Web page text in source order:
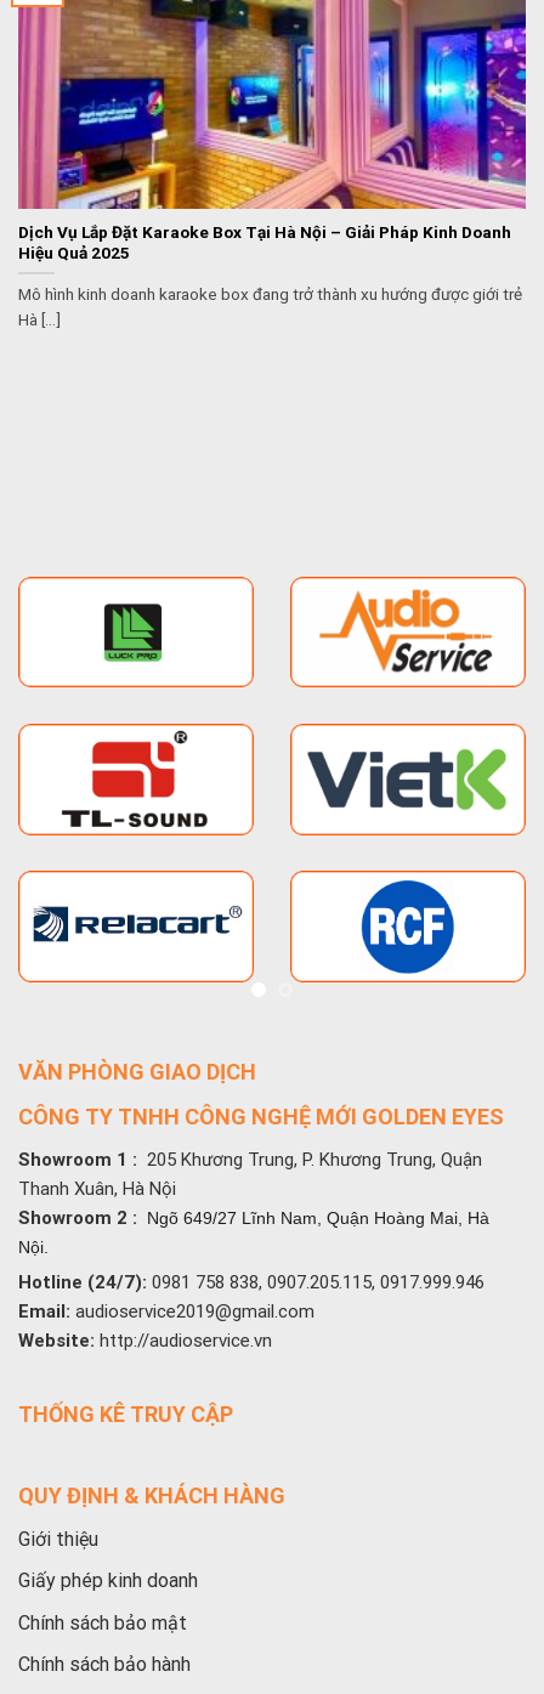
Dịch Vụ Lắp Đặt Karaoke Box Tại Hà Nội – Giải Pháp Kinh Doanh
Hiệu Quả 2025
Mô hình kinh doanh karaoke box đang trở thành xu hướng được giới trẻ
Hà [...]
VĂN PHÒNG GIAO DỊCH
CÔNG TY TNHH CÔNG NGHỆ MỚI GOLDEN EYES
Showroom 1 : 205 Khương Trung, P. Khương Trung, Quận
Thanh Xuân, Hà Nội
Showroom 2 :
Ngõ 649/27 Lĩnh Nam, Quận Hoàng Mai, Hà
Nội.
Hotline (24/7): 0981 758 838, 0907.205.115, 0917.999.946
Email: audioservice2019@gmail.com
Website: http://audioservice.vn
THỐNG KÊ TRUY CẬP
QUY ĐỊNH & KHÁCH HÀNG
Giới thiệu
Giấy phép kinh doanh
Chính sách bảo mật
Chính sách bảo hành